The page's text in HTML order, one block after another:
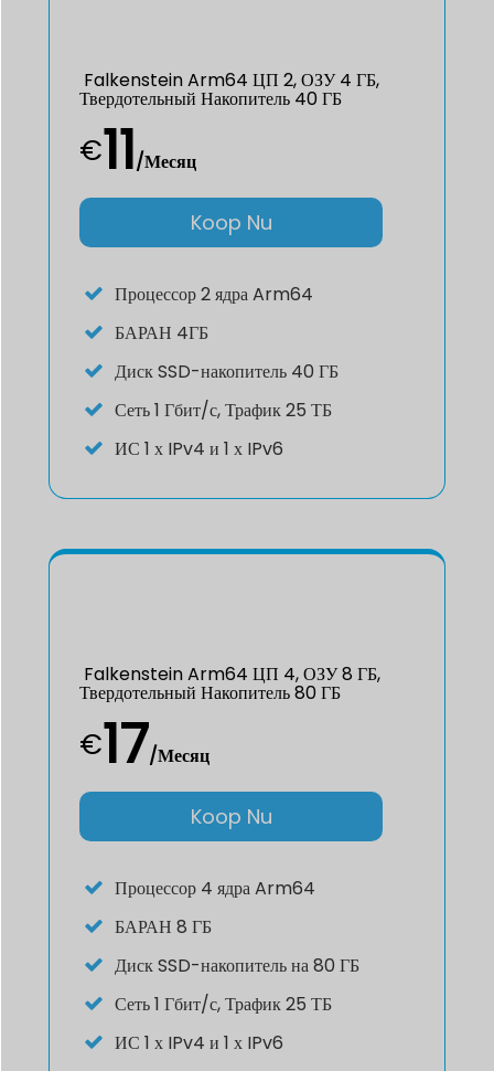
Falkenstein Arm64 ЦП 2, ОЗУ 4 ГБ,
Твердотельный Накопитель 40 ГБ
€11/Месяц
Koop Nu
Процессор2 ядра Arm64
БАРАН 4ГБ
ДискSSD-накопитель 40 ГБ
Сеть1 Гбит/с, Трафик 25 ТБ
ИС 1 х IPv4 и 1 х IPv6
Falkenstein Arm64 ЦП 4, ОЗУ 8 ГБ,
Твердотельный Накопитель 80 ГБ
€17/Месяц
Koop Nu
Процессор 4 ядра Arm64
БАРАН 8 ГБ
ДискSSD-накопитель на 80 ГБ
Сеть1 Гбит/с, Трафик 25 ТБ
ИС 1 х IPv4 и 1 х IPv6